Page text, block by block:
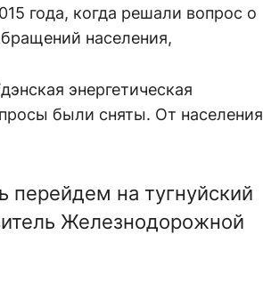
года, когда решали вопрос о
населения,
энергетическая
были сняты. От населения
на тугнуйский
Железнодорожной